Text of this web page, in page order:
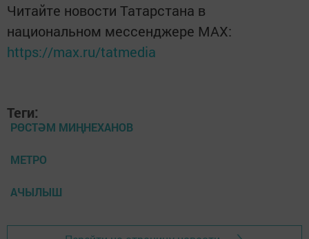
Читайте новости Татарстана в
национальном мессенджере MАХ:
https://max.ru/tatmedia
Теги:
РӨСТӘМ МИҢНЕХАНОВ
МЕТРО
АЧЫЛЫШ